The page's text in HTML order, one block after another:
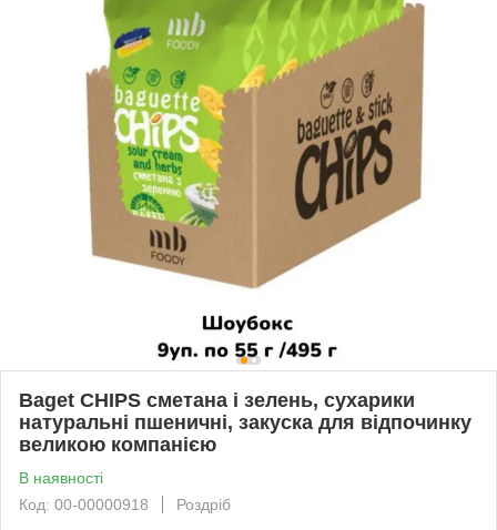
Baget CHIPS сметана і зелень, сухарики
натуральні пшеничні, закуска для відпочинку
великою компанією
В наявності
Код: 00-00000918
Роздріб